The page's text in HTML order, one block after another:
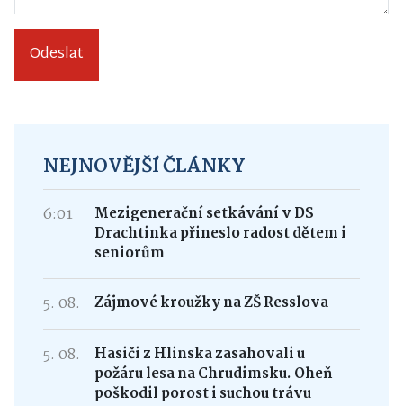
Odeslat
NEJNOVĚJŠÍ ČLÁNKY
6:01
Mezigenerační setkávání v DS
Drachtinka přineslo radost dětem i
seniorům
5. 08. Zájmové kroužky na ZŠ Resslova
5. 08.
Hasiči z Hlinska zasahovali u
požáru lesa na Chrudimsku. Oheň
poškodil porost i suchou trávu